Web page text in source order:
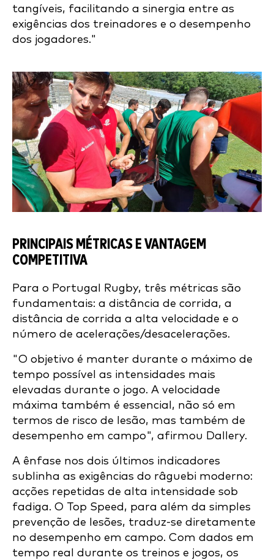
tangíveis, facilitando a sinergia entre as
exigências dos treinadores e o desempenho
dos jogadores."
PRINCIPAIS MÉTRICAS E VANTAGEM
COMPETITIVA
Para o Portugal Rugby, três métricas são
fundamentais: a distância de corrida, a
distância de corrida a alta velocidade e o
número de acelerações/desacelerações.
"O objetivo é manter durante o máximo de
tempo possível as intensidades mais
elevadas durante o jogo. A velocidade
máxima também é essencial, não só em
termos de risco de lesão, mas também de
desempenho em campo", afirmou Dallery.
A ênfase nos dois últimos indicadores
sublinha as exigências do râguebi moderno:
acções repetidas de alta intensidade sob
fadiga. O Top Speed, para além da simples
prevenção de lesões, traduz-se diretamente
no desempenho em campo. Com dados em
tempo real durante os treinos e jogos, os